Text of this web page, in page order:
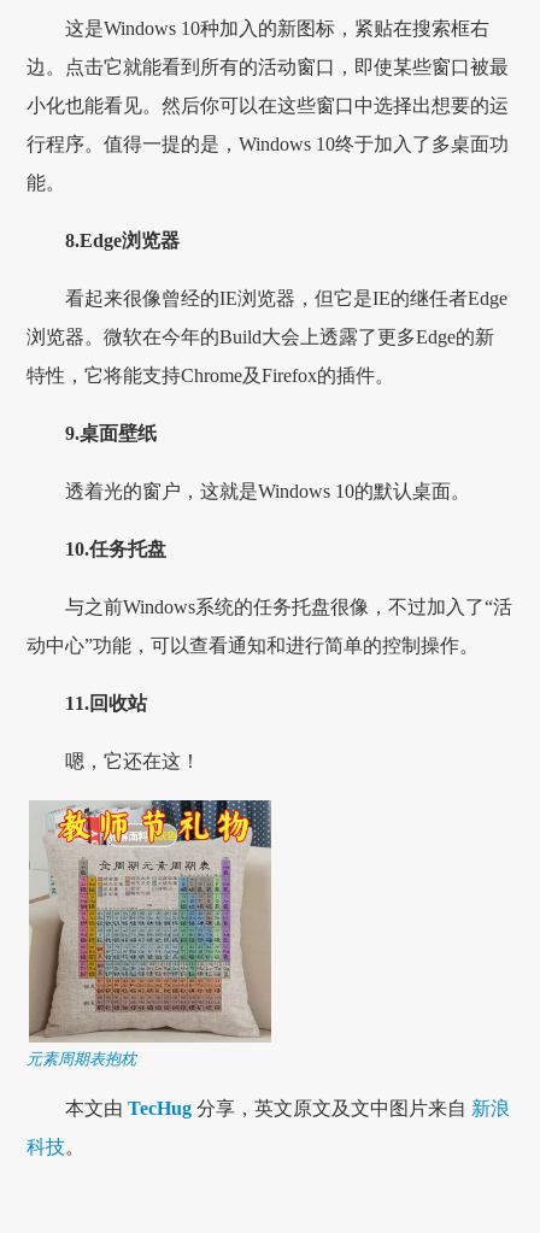
这是Windows 10种加入的新图标，紧贴在搜索框右
边。点击它就能看到所有的活动窗口，即使某些窗口被最
小化也能看见。然后你可以在这些窗口中选择出想要的运
行程序。值得一提的是，Windows 10终于加入了多桌面功
能。
8.Edge浏览器
看起来很像曾经的IE浏览器，但它是IE的继任者Edge
浏览器。微软在今年的Build大会上透露了更多Edge的新
特性，它将能支持Chrome及Firefox的插件。
9.桌面壁纸
透着光的窗户，这就是Windows 10的默认桌面。
10.任务托盘
与之前Windows系统的任务托盘很像，不过加入了“活
动中心”功能，可以查看通知和进行简单的控制操作。
11.回收站
嗯，它还在这！
元素周期表抱枕
本文由TecHug 分享，英文原文及文中图片来自 新浪
科技。